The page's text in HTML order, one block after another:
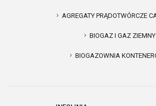
AGREGATY PRĄDOTWÓRCZE
BIOGAZ I GAZ ZIEMNY
BIOGAZOWNIA